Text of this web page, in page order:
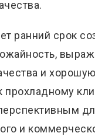
ранний срок
и хорошую
прохладному
и